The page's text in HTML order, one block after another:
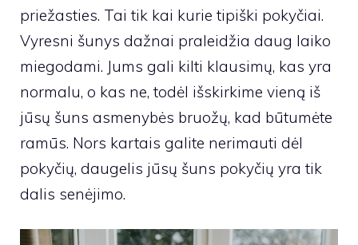
priežasties. Tai tik kai kurie tipiški pokyčiai.
Vyresni šunys dažnai praleidžia daug laiko
miegodami. Jums gali kilti klausimų, kas yra
normalu, o kas ne, todėl išskirkime vieną iš
jūsų šuns asmenybės bruožų, kad būtumėte
ramūs. Nors kartais galite nerimauti dėl
pokyčių, daugelis jūsų šuns pokyčių yra tik
dalis senėjimo.